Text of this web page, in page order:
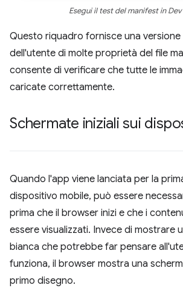
Esegui il test del manifest in
Questo riquadro fornisce una
dell'utente di molte proprietà del file
consente di verificare che tutte le
caricate correttamente.
Schermate iniziali sui
Quando l'app viene lanciata per la
dispositivo mobile, può essere
prima che il browser inizi e che i
essere visualizzati. Invece di mostrare
bianca che potrebbe far pensare
funziona, il browser mostra una
primo disegno.